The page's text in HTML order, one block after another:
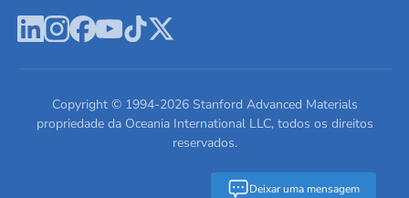
Deixar uma mensagem
Escreva para nós
Copyright © 1994-2026Stanford Advanced Materials
propriedade da Oceania International LLC, todos os direitos
reservados.